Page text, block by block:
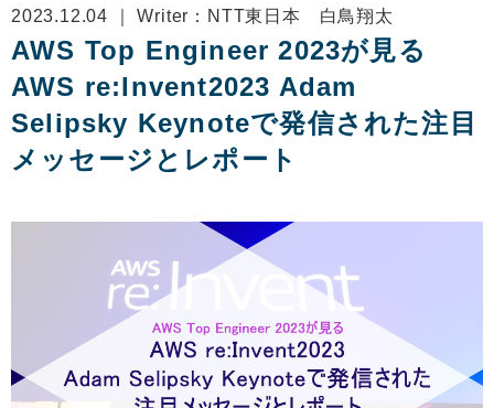
2023.12.04 ｜ Writer：NTT東日本 白鳥翔太
AWS Top Engineer 2023が見る
AWS re:Invent2023 Adam
Selipsky Keynoteで発信された注目
メッセージとレポート